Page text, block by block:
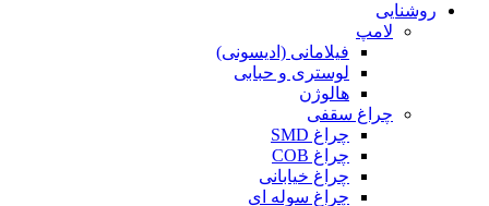
روشنایی
لامپ
فیلامانی (ادیسونی)
لوستری و حبابی
هالوژن
چراغ سقفی
چراغ SMD
چراغ COB
چراغ خیابانی
چراغ سوله ای